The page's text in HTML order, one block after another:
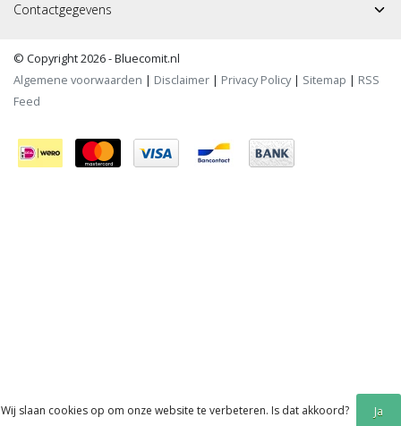
Contactgegevens
© Copyright 2026 - Bluecomit.nl
Algemene voorwaarden | Disclaimer | Privacy Policy| Sitemap | RSS
Feed
Wij slaan cookies op om onze website te verbeteren. Is dat akkoord? Ja